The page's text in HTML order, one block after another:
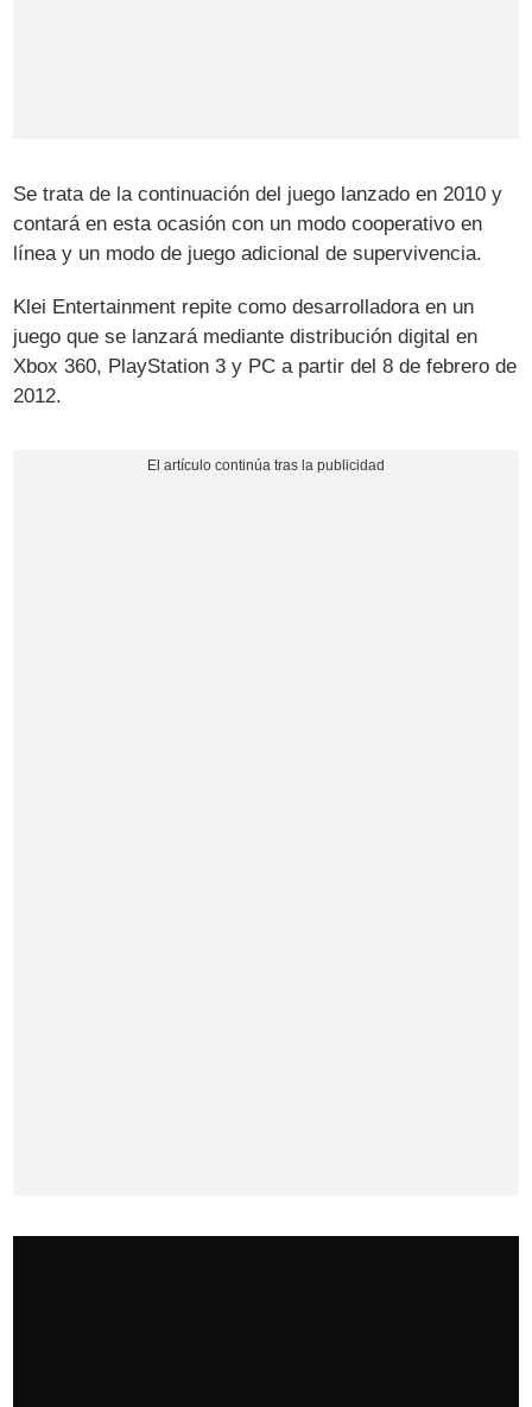
Se trata de la continuación del juego lanzado en 2010 y
contará en esta ocasión con un modo cooperativo en
línea y un modo de juego adicional de supervivencia.
Klei Entertainment repite como desarrolladora en un
juego que se lanzará mediante distribución digital en
Xbox 360, PlayStation 3 y PC a partir del 8 de febrero de
2012.